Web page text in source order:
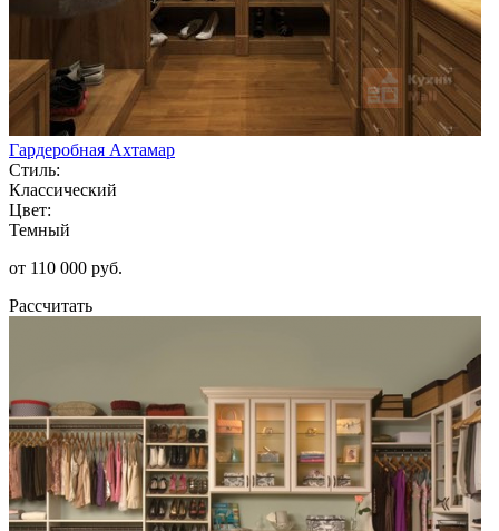
Гардеробная Ахтамар
Стиль:
Классический
Цвет:
Темный
от 110 000 руб.
Рассчитать